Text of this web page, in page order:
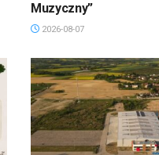
Muzyczny”
2026-08-07